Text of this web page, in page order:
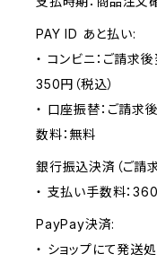
PAY ID あと払い:
・ コンビニ：ご請求
350円（税込）
・ 口座振替：ご請求
数料：無料
銀行振込決済（ご請
・ 支払い手数料：360
PayPay決済:
・ ショップにて発送